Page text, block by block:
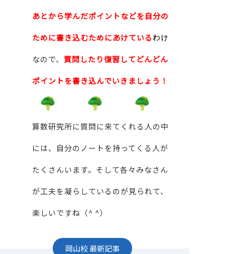
あとから学んだポイントなどを自分の
ために書き込むためにあけているわけ
なので、 質問したり復習してどんどん
ポイントを書き込んでいきましょう！
算数研究所に質問に来てくれる人の中
には、自分のノートを持ってくる人が
たくさんいます。そして各々みなさん
が工夫を凝らしているのが見られて、
楽しいですね（^ ^）
岡山校最新記事